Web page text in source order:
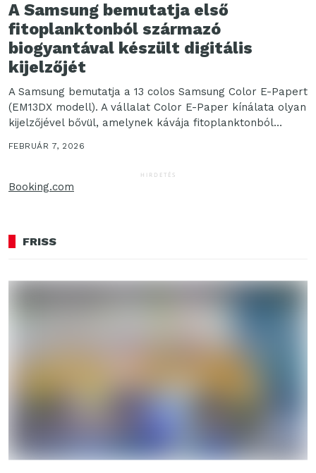
A Samsung bemutatja első
fitoplanktonból származó
biogyantával készült digitális
kijelzőjét
A Samsung bemutatja a 13 colos Samsung Color E-Papert
(EM13DX modell). A vállalat Color E-Paper kínálata olyan
kijelzőjével bővül, amelynek kávája fitoplanktonból
származó...
FEBRUÁR 7, 2026
HIRDETÉS
Booking.com
FRISS